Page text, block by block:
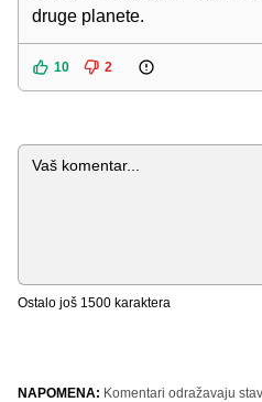
druge planete.
10 2
Komentar
Ostalo još 1500 karaktera
NAPOMENA: Komentari odražavaju